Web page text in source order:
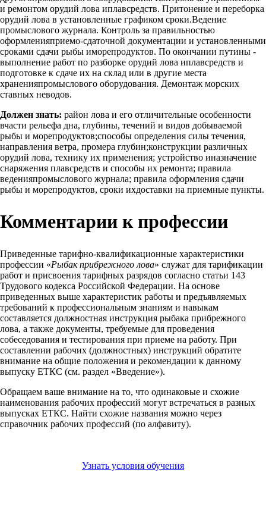
и ремонтом орудий лова иплавсредств. Притонение и переборка
орудий лова в установленные графиком сроки.Ведение
промыслового журнала. Контроль за правильностью
оформленияприемо-сдаточной документации и установленными
сроками сдачи рыбы иморепродуктов. По окончании путины -
выполнение работ по разборке орудий лова иплавсредств и
подготовке к сдаче их на склад или в другие места
храненияпромыслового оборудования. Демонтаж морских
ставных неводов.
Должен знать: район лова и его отличительные особенности
вчасти рельефа дна, глубины, течений и видов добываемой
рыбы и морепродуктов;способы определения силы течения,
направления ветра, промера глубин;конструкции различных
орудий лова, технику их применения; устройство иназначение
снаряжения плавсредств и способы их ремонта; правила
веденияпромыслового журнала; правила оформления сдачи
рыбы и морепродуктов, сроки ихдоставки на приемные пункты.
Комментарии к профессии
Приведенные тарифно-квалификационные характеристики
профессии «Рыбак прибрежного лова» служат для тарификации
работ и присвоения тарифных разрядов согласно статьи 143
Трудового кодекса Российской Федерации. На основе
приведенных выше характеристик работы и предъявляемых
требований к профессиональным знаниям и навыкам
составляется должностная инструкция рыбака прибрежного
лова, а также документы, требуемые для проведения
собеседования и тестирования при приеме на работу. При
составлении рабочих (должностных) инструкций обратите
внимание на общие положения и рекомендации к данному
выпуску ЕТКС (см. раздел «Введение»).
Обращаем ваше внимание на то, что одинаковые и схожие
наименования рабочих профессий могут встречаться в разных
выпусках ЕТКС. Найти схожие названия можно через
справочник рабочих профессий (по алфавиту).
Узнать условия обучения